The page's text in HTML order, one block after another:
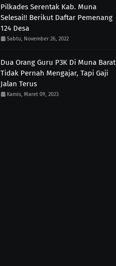
Pilkades Serentak Kab. Muna
Selesai!! Berikut Daftar Pemenang
124 Desa
Sabtu, November 26, 2022
Dua Orang Guru P3K Di Muna Barat
Tidak Pernah Mengajar, Tapi Gaji
Jalan Terus
Kamis, Maret 09, 2023